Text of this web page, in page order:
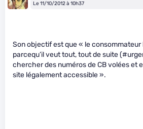
Le 11/10/2012 à 10h37
Son objectif est que « le consommateur
parcequ’il veut tout, tout de suite
chercher des numéros de CB volées et
site légalement accessible ».